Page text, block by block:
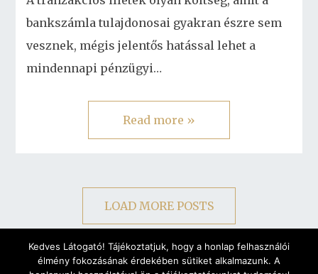
bankszámla tulajdonosai gyakran észre sem
vesznek, mégis jelentős hatással lehet a
mindennapi pénzügyi…
Read more »
LOAD MORE POSTS
Kedves Látogató! Tájékoztatjuk, hogy a honlap felhasználói
élmény fokozásának érdekében sütiket alkalmazunk. A